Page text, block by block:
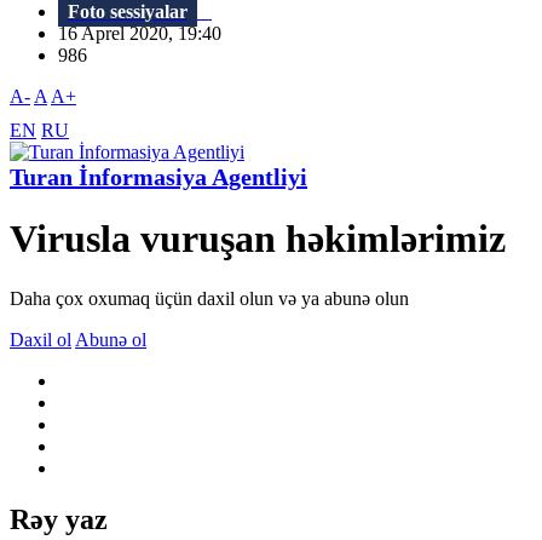
Foto sessiyalar
16 Aprel 2020, 19:40
986
A- A A+
EN RU
Turan İnformasiya Agentliyi
Virusla vuruşan həkimlərimiz
Daha çox oxumaq üçün daxil olun və ya abunə olun
Daxil ol Abunə ol
Rəy yaz